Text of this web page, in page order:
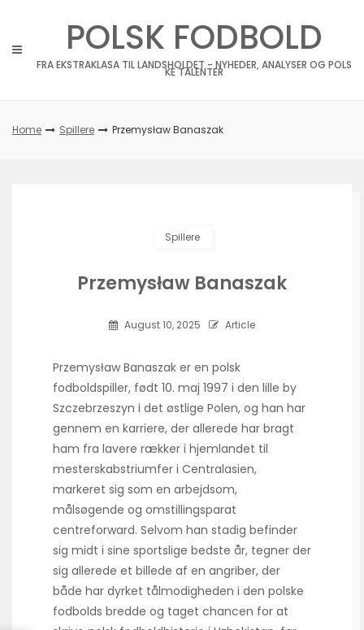
POLSK FODBOLD
FRA EKSTRAKLASA TIL LANDSHOLDET - NYHEDER, ANALYSER OG POLS
KE TALENTER
Home Spillere Przemysław Banaszak
Spillere
Przemysław Banaszak
August 10, 2025 Article
Przemysław Banaszak er en polsk
fodboldspiller, født 10. maj 1997 i den lille by
Szczebrzeszyn i det østlige Polen, og han har
gennem en karriere, der allerede har bragt
ham fra lavere rækker i hjemlandet til
mesterskabstriumfer i Centralasien,
markeret sig som en arbejdsom,
målsøgende og omstillingsparat
centreforward. Selvom han stadig befinder
sig midt i sine sportslige bedste år, tegner der
sig allerede et billede af en angriber, der
både har dyrket tålmodigheden i den polske
fodbolds bredde og taget chancen for at